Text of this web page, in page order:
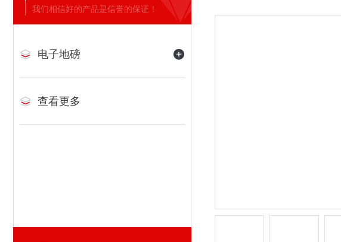
我们相信好的产品是信誉的保证！
电子地磅
查看更多